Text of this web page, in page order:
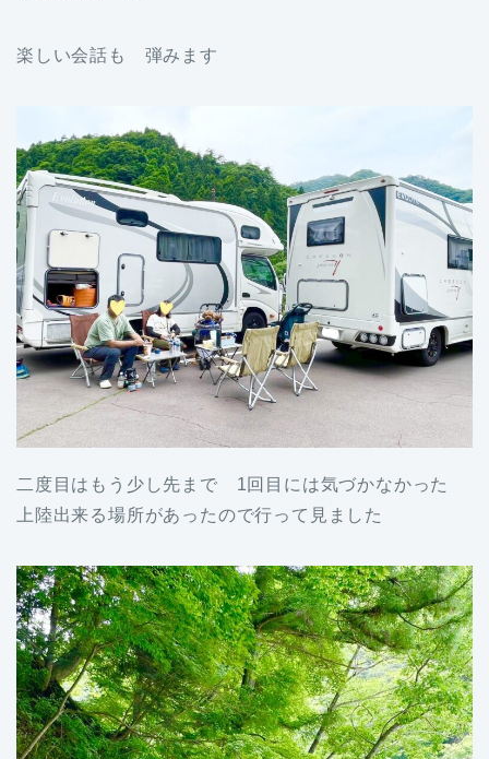
楽しい会話も 弾みます
二度目はもう少し先まで 1回目には気づかなかった
上陸出来る場所があったので行って見ました